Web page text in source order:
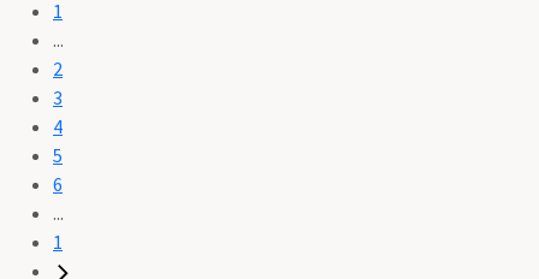
1
...
2
3
4
5
6
...
1